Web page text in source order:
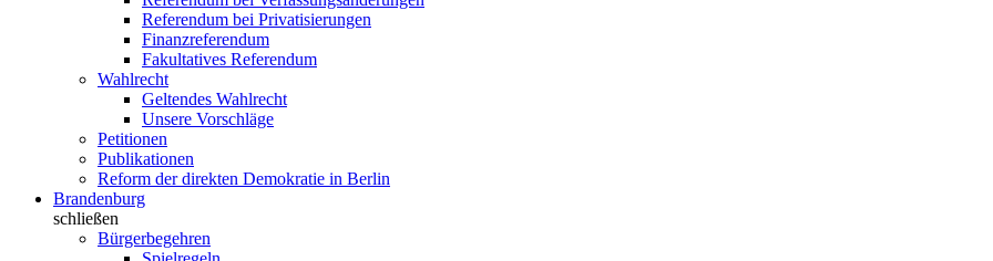
Referendum bei Privatisierungen
Finanzreferendum
Fakultatives Referendum
Wahlrecht
Geltendes Wahlrecht
Unsere Vorschläge
Petitionen
Publikationen
Reform der direkten Demokratie in Berlin
Brandenburg
schließen
Bürgerbegehren